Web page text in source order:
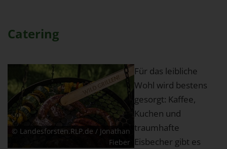
Catering
© Landesforsten.RLP.de / Jonathan
Fieber
Für das leibliche
Wohl wird bestens
gesorgt: Kaffee,
Kuchen und
traumhafte
Eisbecher gibt es